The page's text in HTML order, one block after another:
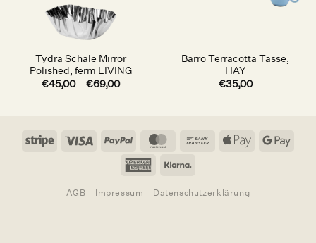
Tydra Schale Mirror
Polished, ferm LIVING
€45,00–€69,00
Barro Terracotta Tasse,
HAY
€35,00
Stripe Visa PayPal MasterCardBank
Apple
AmericanKlarna
AGB Impressum Datenschutzerklärung